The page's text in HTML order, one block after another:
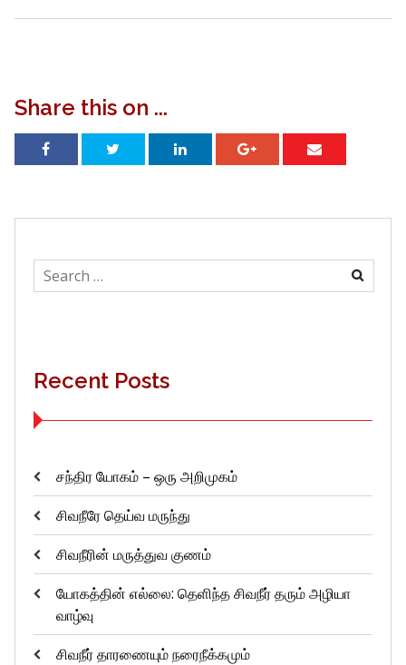
Share this on ...
Search
for:
Recent Posts
சந்திர யோகம் – ஒரு அறிமுகம்
சிவநீரே தெய்வ மருந்து
சிவநீரின் மருத்துவ குணம்
யோகத்தின் எல்லை: தெளிந்த சிவநீர் தரும் அழியா
வாழ்வு
சிவநீர் தாரணையும் நரைநீக்கமும்